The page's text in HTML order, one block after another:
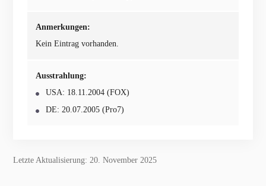
Anmerkungen:
Kein Eintrag vorhanden.
Ausstrahlung:
USA: 18.11.2004 (FOX)
DE: 20.07.2005 (Pro7)
Letzte Aktualisierung: 20. November 2025